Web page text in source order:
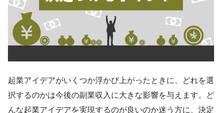
起業アイデアがいくつか浮かび上がったときに、どれを選
択するのかは今後の副業収入に大きな影響を与えます。ど
んな起業アイデアを実現するのが良いのか迷う方に、決定